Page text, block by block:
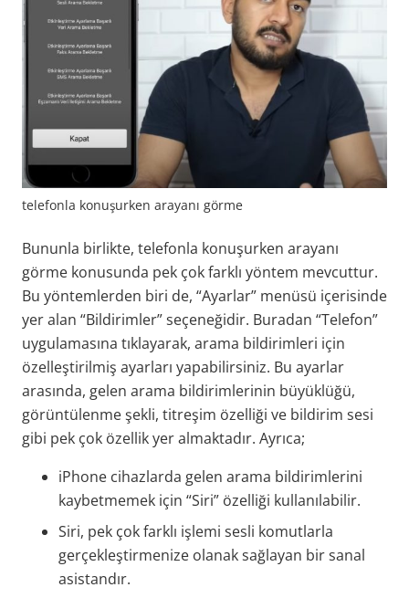
telefonla konuşurken arayanı görme
Bununla birlikte, telefonla konuşurken arayanı
görme konusunda pek çok farklı yöntem mevcuttur.
Bu yöntemlerden biri de, “Ayarlar” menüsü içerisinde
yer alan “Bildirimler” seçeneğidir. Buradan “Telefon”
uygulamasına tıklayarak, arama bildirimleri için
özelleştirilmiş ayarları yapabilirsiniz. Bu ayarlar
arasında, gelen arama bildirimlerinin büyüklüğü,
görüntülenme şekli, titreşim özelliği ve bildirim sesi
gibi pek çok özellik yer almaktadır. Ayrıca;
iPhone cihazlarda gelen arama bildirimlerini
kaybetmemek için “Siri” özelliği kullanılabilir.
Siri, pek çok farklı işlemi sesli komutlarla
gerçekleştirmenize olanak sağlayan bir sanal
asistandır.